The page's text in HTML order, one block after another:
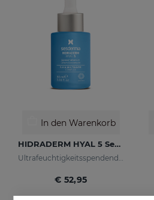
In den Warenkorb
HIDRADERM HYAL 5 Serum
€ 52,95